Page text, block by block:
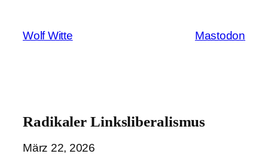
springen
Wolf Witte Mastodon
Radikaler Linksliberalismus
März 22, 2026